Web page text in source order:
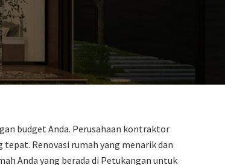
budget Anda. Perusahaan kontraktor
Renovasi rumah yang menarik dan
Anda yang berada di Petukangan untuk